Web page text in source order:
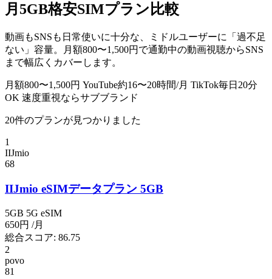
月5GB格安SIMプラン比較
動画もSNSも日常使いに十分な、ミドルユーザーに「過不足
ない」容量。月額800〜1,500円で通勤中の動画視聴からSNS
まで幅広くカバーします。
月額800〜1,500円 YouTube約16〜20時間/月 TikTok毎日20分
OK 速度重視ならサブブランド
20件のプランが見つかりました
1
IIJmio
68
IIJmio eSIMデータプラン 5GB
5GB 5G eSIM
650円 /月
総合スコア: 86.75
2
povo
81